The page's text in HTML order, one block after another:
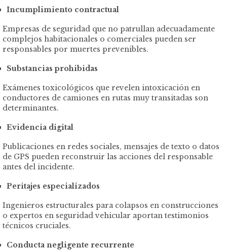
Incumplimiento contractual
Empresas de seguridad que no patrullan adecuadamente
complejos habitacionales o comerciales pueden ser
responsables por muertes prevenibles.
Substancias prohibidas
Exámenes toxicológicos que revelen intoxicación en
conductores de camiones en rutas muy transitadas son
determinantes.
Evidencia digital
Publicaciones en redes sociales, mensajes de texto o datos
de GPS pueden reconstruir las acciones del responsable
antes del incidente.
Peritajes especializados
Ingenieros estructurales para colapsos en construcciones
o expertos en seguridad vehicular aportan testimonios
técnicos cruciales.
Conducta negligente recurrente